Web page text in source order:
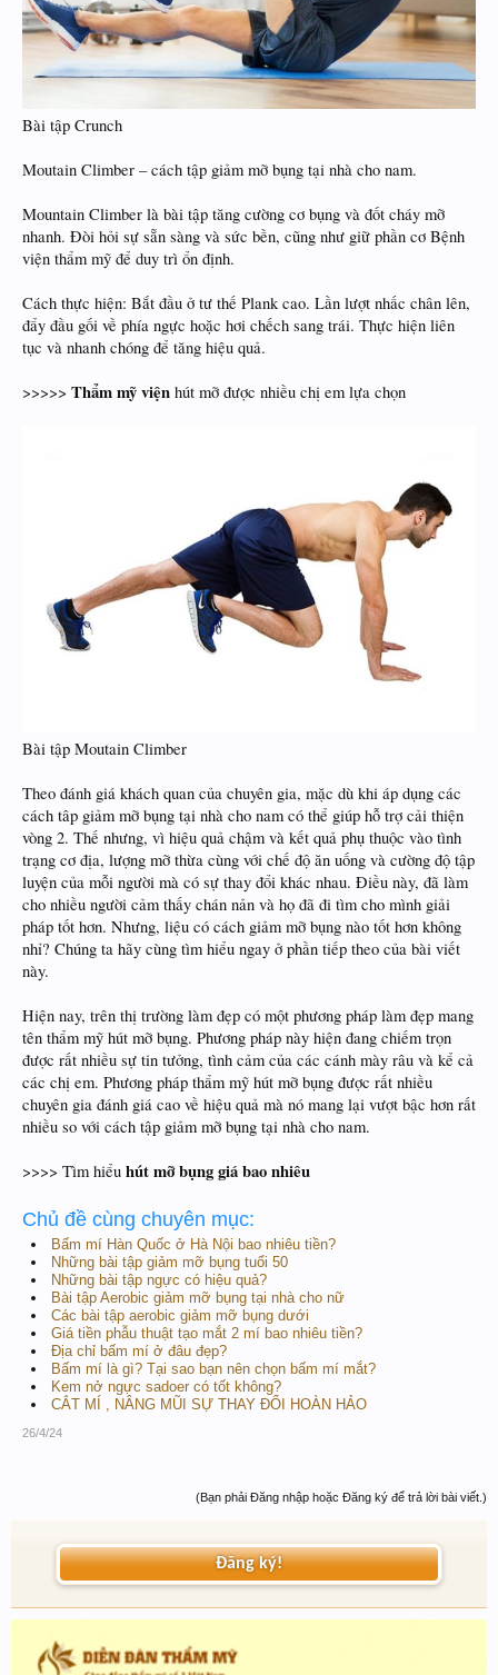
Bài tập Crunch
Moutain Climber – cách tập giảm mỡ bụng tại nhà cho nam.
Mountain Climber là bài tập tăng cường cơ bụng và đốt cháy mỡ
nhanh. Đòi hỏi sự sẵn sàng và sức bền, cũng như giữ phần cơ Bệnh
viện thẩm mỹ để duy trì ổn định.
Cách thực hiện: Bắt đầu ở tư thế Plank cao. Lần lượt nhấc chân lên,
đẩy đầu gối về phía ngực hoặc hơi chếch sang trái. Thực hiện liên
tục và nhanh chóng để tăng hiệu quả.
>>>>> Thẩm mỹ viện hút mỡ được nhiều chị em lựa chọn
Bài tập Moutain Climber
Theo đánh giá khách quan của chuyên gia, mặc dù khi áp dụng các
cách tâp giảm mỡ bụng tại nhà cho nam có thể giúp hỗ trợ cải thiện
vòng 2. Thế nhưng, vì hiệu quả chậm và kết quả phụ thuộc vào tình
trạng cơ địa, lượng mỡ thừa cùng với chế độ ăn uống và cường độ tập
luyện của mỗi người mà có sự thay đổi khác nhau. Điều này, đã làm
cho nhiều người cảm thấy chán nản và họ đã đi tìm cho mình giải
pháp tốt hơn. Nhưng, liệu có cách giảm mỡ bụng nào tốt hơn không
nhỉ? Chúng ta hãy cùng tìm hiểu ngay ở phần tiếp theo của bài viết
này.
Hiện nay, trên thị trường làm đẹp có một phương pháp làm đẹp mang
tên thẩm mỹ hút mỡ bụng. Phương pháp này hiện đang chiếm trọn
được rất nhiều sự tin tưởng, tình cảm của các cánh mày râu và kể cả
các chị em. Phương pháp thẩm mỹ hút mỡ bụng được rất nhiều
chuyên gia đánh giá cao về hiệu quả mà nó mang lại vượt bậc hơn rất
nhiều so với cách tập giảm mỡ bụng tại nhà cho nam.
>>>> Tìm hiểu hút mỡ bụng giá bao nhiêu
Chủ đề cùng chuyên mục:
Bấm mí Hàn Quốc ở Hà Nội bao nhiêu tiền?
Những bài tập giảm mỡ bụng tuổi 50
Những bài tập ngực có hiệu quả?
Bài tập Aerobic giảm mỡ bụng tại nhà cho nữ
Các bài tập aerobic giảm mỡ bụng dưới
Giá tiền phẫu thuật tạo mắt 2 mí bao nhiêu tiền?
Địa chỉ bấm mí ở đâu đẹp?
Bấm mí là gì? Tại sao bạn nên chọn bấm mí mắt?
Kem nở ngực sadoer có tốt không?
CẮT MÍ , NÂNG MŨI SỰ THAY ĐỔI HOÀN HẢO
26/4/24
(Bạn phải Đăng nhập hoặc Đăng ký để trả lời bài viết.)
Đăng ký!